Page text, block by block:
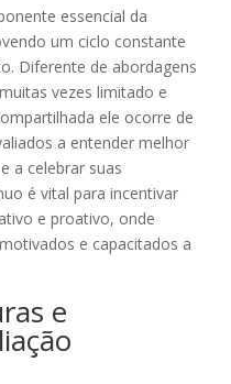
essencial da
um ciclo constante
Diferente de abordagens
vezes limitado e
ele ocorre de
a entender melhor
a celebrar suas
é vital para incentivar
e proativo, onde
e capacitados a
e